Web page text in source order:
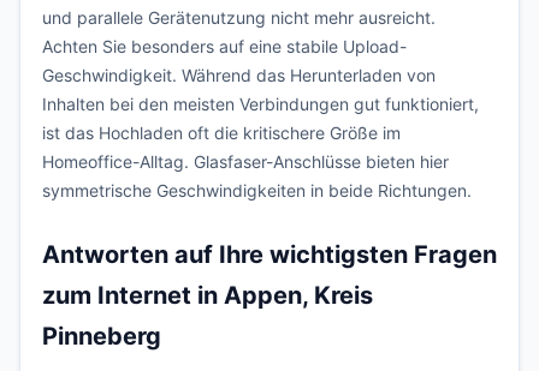
und parallele Gerätenutzung nicht mehr ausreicht.
Achten Sie besonders auf eine stabile Upload-
Geschwindigkeit. Während das Herunterladen von
Inhalten bei den meisten Verbindungen gut funktioniert,
ist das Hochladen oft die kritischere Größe im
Homeoffice-Alltag. Glasfaser-Anschlüsse bieten hier
symmetrische Geschwindigkeiten in beide Richtungen.
Antworten auf Ihre wichtigsten Fragen
zum Internet in Appen, Kreis
Pinneberg